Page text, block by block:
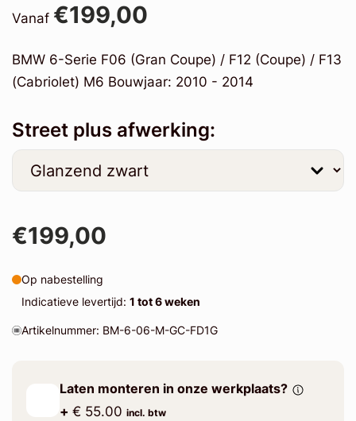
Vanaf €199,00
BMW 6-Serie F06 (Gran Coupe) / F12 (Coupe) / F13
(Cabriolet) M6 Bouwjaar: 2010 - 2014
Street plus afwerking:
€199,00
Op nabestelling
Indicatieve levertijd: 1 tot 6 weken
Artikelnummer: BM-6-06-M-GC-FD1G
Laten monteren in onze werkplaats?
+ € 55.00 incl. btw